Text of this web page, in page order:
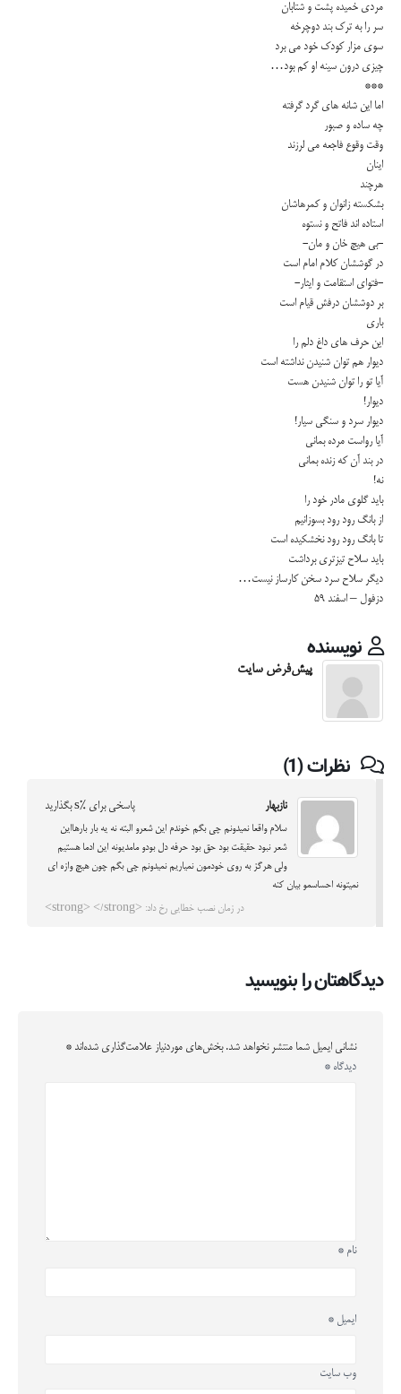
مردى خمیده پشت و شتابان
سر را به ترك بند دوچرخه
سوى مزار كودك خود مى برد
چیزى درون سینه او كم بود…
***
اما این شانه هاى گرد گرفته
چه ساده و صبور
وقت وقوع فاجعه مى لرزند
اینان
هرچند
بشكسته زانوان و كمرهاشان
استاده اند فاتح و نستوه
-بى هیچ خان و مان-
در گوششان كلام امام است
-فتواى استقامت و ایثار-
بر دوششان درفش قیام است
بارى
این حرف هاى داغ دلم را
دیوار هم توان شنیدن نداشته است
آیا تو را توان شنیدن هست
دیوار!
دیوار سرد و سنگى سیار!
آیا رواست مرده بمانى
در بند آن كه زنده بمانى
نه!
باید گلوى مادر خود را
از بانگ رود رود بسوزانیم
تا بانگ رود رود نخشكیده است
باید سلاح تیزترى برداشت
دیگر سلاح سرد سخن كارساز نیست…
دزفول – اسفند ۵۹
نویسنده
پیش‌فرض سایت
نظرات (1)
نازبهار پاسخی برای %s بگذارید
سلام واقعا نمیدونم چی بگم خوندم این شعرو البته نه یه بار بارهااین
شعر نبود حقیقت بود حق بود حرفه دل بودو مامدیونه این ادما هستیم
ولی هرگز به روی خودمون نمیاریم نمیدونم چی بگم چون هیچ وازه ای
نمیتونه احساسمو بیان کنه
در زمان نصب خطایی رخ داد: <strong> </strong>
دیدگاهتان را بنویسید
نشانی ایمیل شما منتشر نخواهد شد. بخش‌های موردنیاز علامت‌گذاری شده‌اند *
دیدگاه *
نام *
ایمیل *
وب‌ سایت